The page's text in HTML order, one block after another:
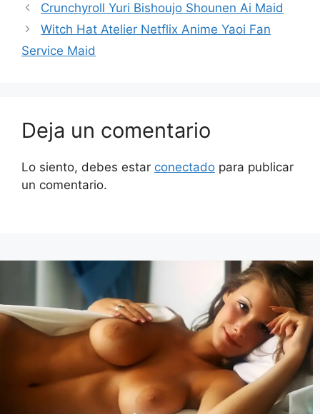
Crunchyroll Yuri Bishoujo Shounen Ai Maid
Witch Hat Atelier Netflix Anime Yaoi Fan
Service Maid
Deja un comentario
Lo siento, debes estar conectado para publicar
un comentario.